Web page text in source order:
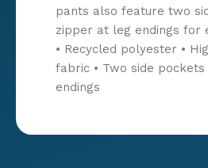
pants also feature two
zipper at leg endings for
• Recycled polyester •
fabric • Two side
endings